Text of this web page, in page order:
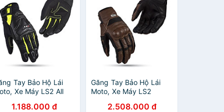
Tay Bảo Hộ Lái
Xe Máy LS2 All
1.188.000 đ
Găng Tay Bảo Hộ Lái
Moto, Xe Máy LS2
2.508.000 đ